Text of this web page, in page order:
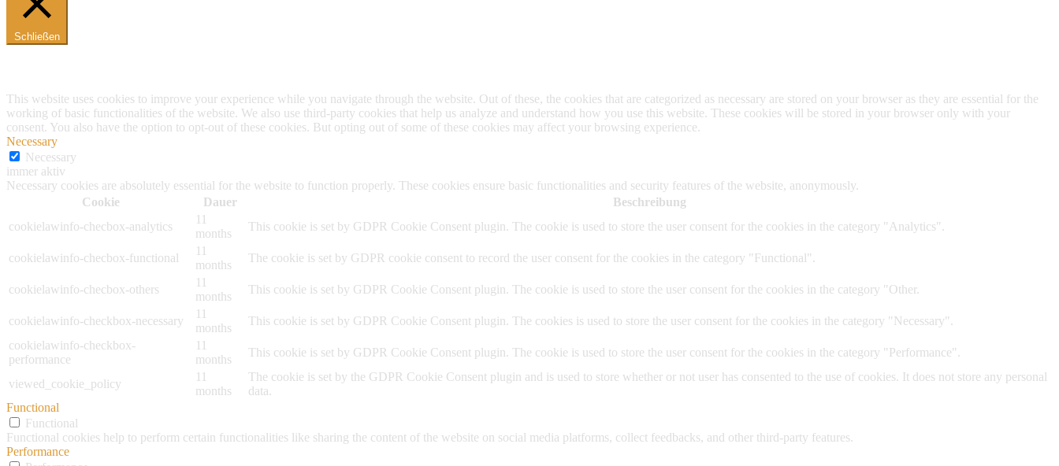
Schließen
This website uses cookies to improve your experience while you navigate through the website. Out of these, the cookies that are categorized as necessary are stored on your browser as they are essential for the
working of basic functionalities of the website. We also use third-party cookies that help us analyze and understand how you use this website. These cookies will be stored in your browser only with your
consent. You also have the option to opt-out of these cookies. But opting out of some of these cookies may affect your browsing experience.
Necessary
Necessary
immer aktiv
Necessary cookies are absolutely essential for the website to function properly. These cookies ensure basic functionalities and security features of the website, anonymously.
Cookie
Dauer
Beschreibung
cookielawinfo-checbox-analytics
11
months
This cookie is set by GDPR Cookie Consent plugin. The cookie is used to store the user consent for the cookies in the category "Analytics".
cookielawinfo-checbox-functional
11
months
The cookie is set by GDPR cookie consent to record the user consent for the cookies in the category "Functional".
cookielawinfo-checbox-others
11
months
This cookie is set by GDPR Cookie Consent plugin. The cookie is used to store the user consent for the cookies in the category "Other.
cookielawinfo-checkbox-necessary
11
months
This cookie is set by GDPR Cookie Consent plugin. The cookies is used to store the user consent for the cookies in the category "Necessary".
cookielawinfo-checkbox-
performance
11
months
This cookie is set by GDPR Cookie Consent plugin. The cookie is used to store the user consent for the cookies in the category "Performance".
viewed_cookie_policy
11
months
The cookie is set by the GDPR Cookie Consent plugin and is used to store whether or not user has consented to the use of cookies. It does not store any personal
data.
Functional
Functional
Functional cookies help to perform certain functionalities like sharing the content of the website on social media platforms, collect feedbacks, and other third-party features.
Performance